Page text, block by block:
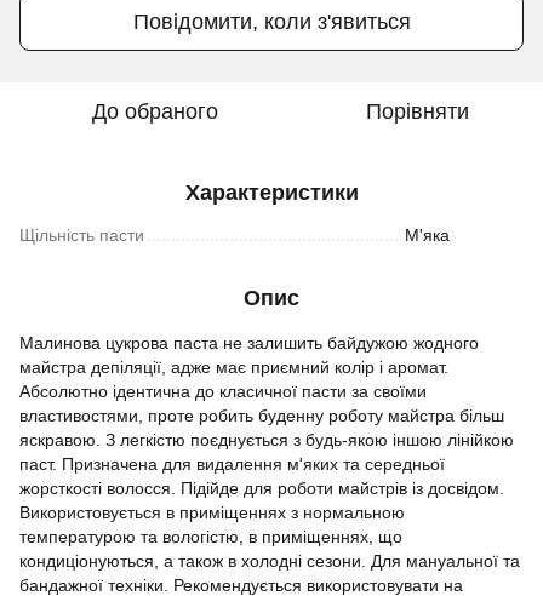
Повідомити, коли з'явиться
До обраного Порівняти
Характеристики
Щільність пасти М'яка
Опис
Малинова цукрова паста не залишить байдужою жодного
майстра депіляції, адже має приємний колір і аромат.
Абсолютно ідентична до класичної пасти за своїми
властивостями, проте робить буденну роботу майстра більш
яскравою. З легкістю поєднується з будь-якою іншою лінійкою
паст. Призначена для видалення м'яких та середньої
жорсткості волосся. Підійде для роботи майстрів із досвідом.
Використовується в приміщеннях з нормальною
температурою та вологістю, в приміщеннях, що
кондиціонуються, а також в холодні сезони. Для мануальної та
бандажної техніки. Рекомендується використовувати на